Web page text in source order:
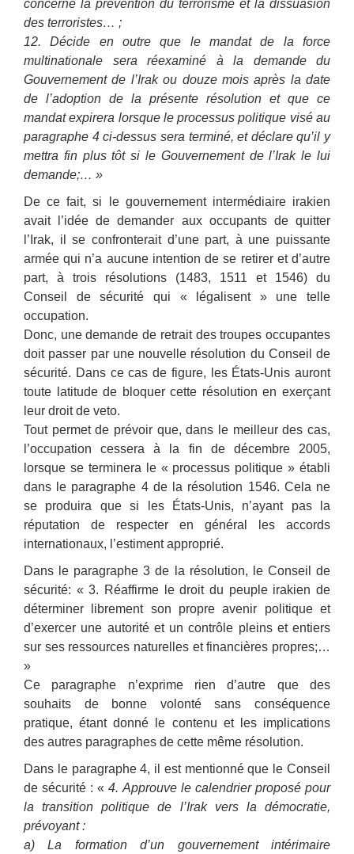
concerne la prévention du terrorisme et la dissuasion
des terroristes… ;
12. Décide en outre que le mandat de la force
multinationale sera réexaminé à la demande du
Gouvernement de l’Irak ou douze mois après la date
de l’adoption de la présente résolution et que ce
mandat expirera lorsque le processus politique visé au
paragraphe 4 ci-dessus sera terminé, et déclare qu’il y
mettra fin plus tôt si le Gouvernement de l’Irak le lui
demande;… »
De ce fait, si le gouvernement intermédiaire irakien
avait l’idée de demander aux occupants de quitter
l’Irak, il se confronterait d’une part, à une puissante
armée qui n’a aucune intention de se retirer et d’autre
part, à trois résolutions (1483, 1511 et 1546) du
Conseil de sécurité qui « légalisent » une telle
occupation.
Donc, une demande de retrait des troupes occupantes
doit passer par une nouvelle résolution du Conseil de
sécurité. Dans ce cas de figure, les États-Unis auront
toute latitude de bloquer cette résolution en exerçant
leur droit de veto.
Tout permet de prévoir que, dans le meilleur des cas,
l’occupation cessera à la fin de décembre 2005,
lorsque se terminera le « processus politique » établi
dans le paragraphe 4 de la résolution 1546. Cela ne
se produira que si les États-Unis, n’ayant pas la
réputation de respecter en général les accords
internationaux, l’estiment approprié.
Dans le paragraphe 3 de la résolution, le Conseil de
sécurité: « 3. Réaffirme le droit du peuple irakien de
déterminer librement son propre avenir politique et
d’exercer une autorité et un contrôle pleins et entiers
sur ses ressources naturelles et financières propres;…
»
Ce paragraphe n’exprime rien d’autre que des
souhaits de bonne volonté sans conséquence
pratique, étant donné le contenu et les implications
des autres paragraphes de cette même résolution.
Dans le paragraphe 4, il est mentionné que le Conseil
de sécurité : « 4. Approuve le calendrier proposé pour
la transition politique de l’Irak vers la démocratie,
prévoyant :
a) La formation d’un gouvernement intérimaire